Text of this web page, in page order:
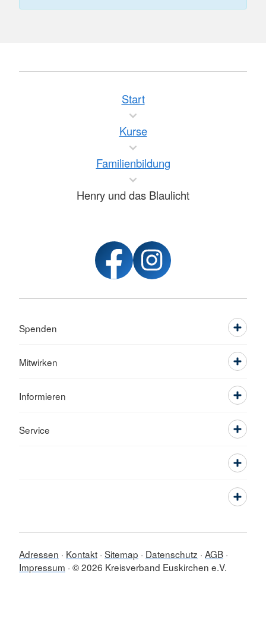
Start
Kurse
Familienbildung
Henry und das Blaulicht
Spenden
Mitwirken
Informieren
Service
Adressen Kontakt Sitemap Datenschutz AGB
Impressum © 2026 Kreisverband Euskirchen e.V.